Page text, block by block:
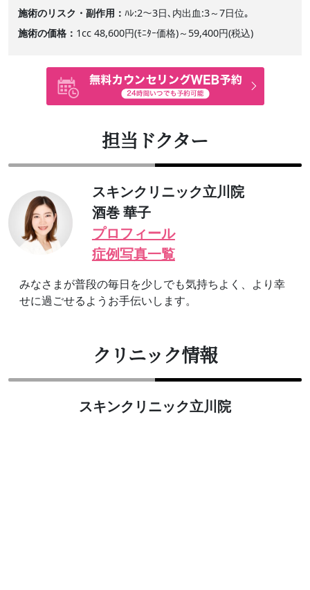
施術のリスク・副作用
ﾊﾚ:2～3日､内出血:3～7日位｡
施術の価格
1cc 48,600円(ﾓﾆﾀｰ価格)～59,400円(税込)
担当ドクター
スキンクリニック立川院
酒巻 華子
プロフィール
症例写真一覧
みなさまが普段の毎日を少しでも気持ちよく、より幸
せに過ごせるようお手伝いします。
クリニック情報
スキンクリニック立川院